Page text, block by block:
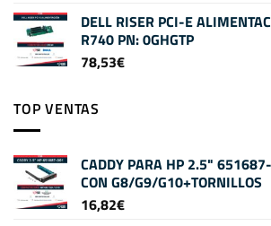
DELL RISER PCI-E
R740 PN: 0GHGTP
78,53€
TOP VENTAS
CADDY PARA HP 2.5"
CON G8/G9/G10+TORNILLOS
16,82€